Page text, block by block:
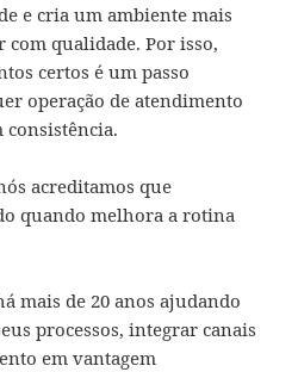
e cria um ambiente mais
com qualidade. Por isso,
certos é um passo
operação de atendimento
consistência.
acreditamos que
quando melhora a rotina
mais de 20 anos ajudando
processos, integrar canais
em vantagem